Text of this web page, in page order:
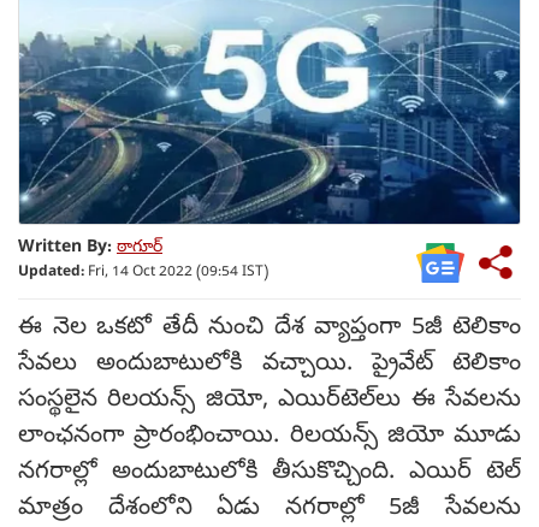
Written By: ఠాగూర్
Updated: Fri, 14 Oct 2022 (09:54 IST)
ఈ నెల ఒకటో తేదీ నుంచి దేశ వ్యాప్తంగా 5జీ టెలికాం
సేవలు అందుబాటులోకి వచ్చాయి. ప్రైవేట్ టెలికాం
సంస్థలైన రిలయన్స్ జియో, ఎయిర్‌టెల్‌లు ఈ సేవలను
లాంఛనంగా ప్రారంభించాయి. రిలయన్స్ జియో మూడు
నగరాల్లో అందుబాటులోకి తీసుకొచ్చింది. ఎయిర్ టెల్
మాత్రం దేశంలోని ఏడు నగరాల్లో 5జీ సేవలను